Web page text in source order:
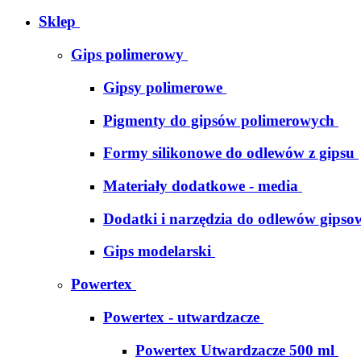
Sklep
Gips polimerowy
Gipsy polimerowe
Pigmenty do gipsów polimerowych
Formy silikonowe do odlewów z gipsu
Materiały dodatkowe - media
Dodatki i narzędzia do odlewów
Gips modelarski
Powertex
Powertex - utwardzacze
Powertex Utwardzacze 500 ml